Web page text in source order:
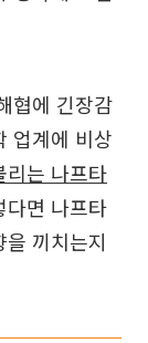
협에 긴장감
업계에 비상
리는 나프타
다면 나프타
끼치는지